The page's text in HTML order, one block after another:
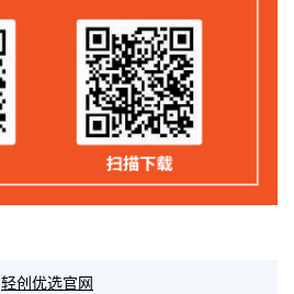
轻创优选官网